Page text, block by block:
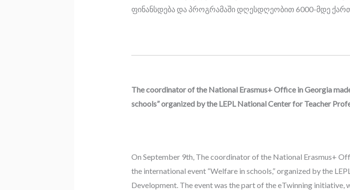
ფინანსდება და პროგრამაში დღესდღეობით 6000-მდე
The coordinator of the National Erasmus+ Office in Georgia
schools” organized by the LEPL National Center for Teacher
On September 9th, The coordinator of the National Erasmus+
the international event “Welfare in schools,” organized by the
Development. The event was the part of the eTwinning initiative,